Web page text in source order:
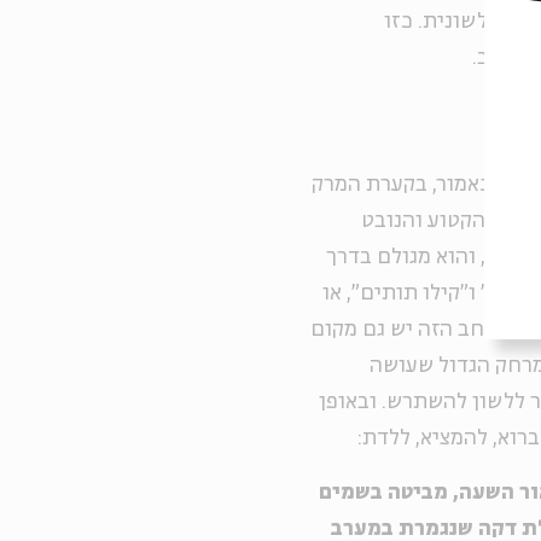
לשונית. כזו
קשב.
כאמור, בקערת המרק
שבו הקטוע והנובט
חסר, והוא מגולם בדרך
ו"קילו תותים", או
במרחב הזה יש גם מקום
הגדול שעושה
ללשון להשתרש. ובאופן
להמציא, ללדת:
השעה, מביטה בשמים
דקה שנגמרת במערב